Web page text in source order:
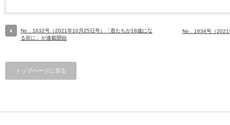
No．1632号（2021年10月25日号）「君たちが18歳にな
る前に」が連載開始
No．1634号（2021
トップページに戻る